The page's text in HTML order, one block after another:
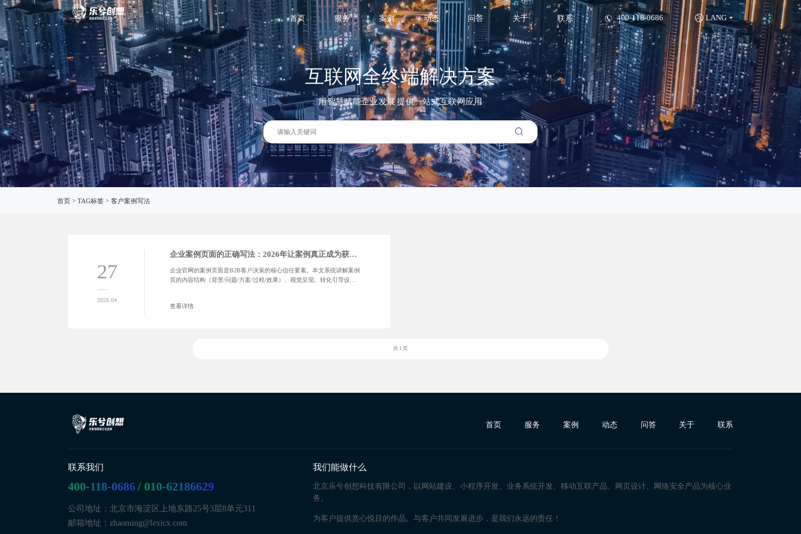
客户案例写法_乐兮
首页 服务 案例 动态 问答 关于 联系 400-118-0686 LANG
互联网全终端解决方案
用智慧赋能企业发展 提供一站式互联网应用
首页 >TAG标签 >客户案例写法
27
2026.04
企业案例页面的正确写法：2026年让案例真正成为获客资产的完整指南
企业官网的案例页面是B2B客户决策的核心信任要素。本文系统讲解案例
页的内容结构（背景/问题/方案/过程/效果）、视觉呈现、转化引导设
查看详情
共 1 页
首页 服务 案例 动态 问答 关于 联系
联系我们
400-118-0686 / 010-62186629
公司地址：北京市海淀区上地东路25号3层8单元311
邮箱地址：zhaoming@lexicx.com
我们能做什么
北京乐兮创想科技有限公司，以网站建设、小程序开发、业务系统开发、移动互联产品、网页设计、网络安全产品为核心业
务。
为客户提供赏心悦目的作品。与客户共同发展进步，是我们永远的责任！